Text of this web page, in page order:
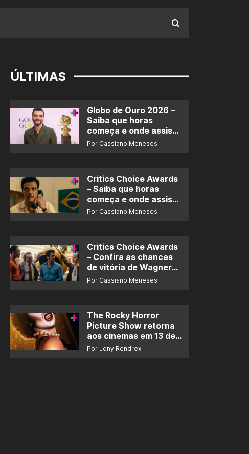
ÚLTIMAS
Globo de Ouro 2026 –
Saiba que horas
começa e onde assistir
ao prêmio
Por Cassiano Meneses
Critics Choice Awards
– Saiba que horas
começa e onde assistir
ao prêmio
Por Cassiano Meneses
Critics Choice Awards
– Confira as chances
de vitória de Wagner
Moura e de ‘O Agente
Por Cassiano Meneses
The Rocky Horror
Picture Show retorna
aos cinemas em 13 de
novembro
Por Jony Rendrex